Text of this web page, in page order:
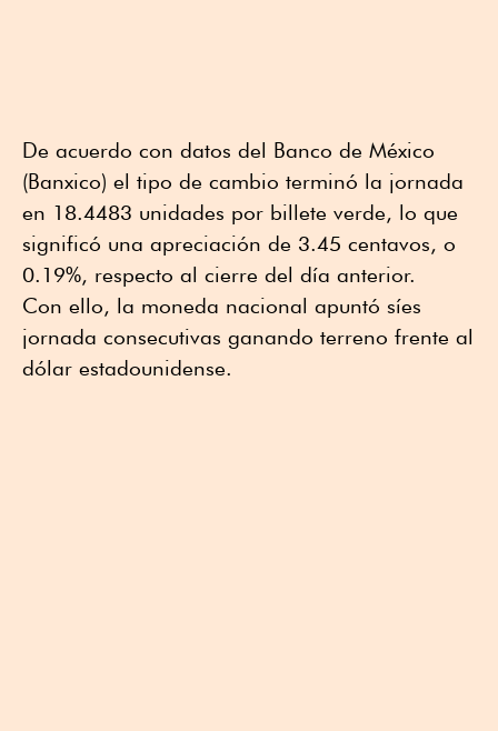
De acuerdo con datos del Banco de México
(Banxico) el tipo de cambio terminó la jornada
en 18.4483 unidades por billete verde, lo que
significó una apreciación de 3.45 centavos, o
0.19%, respecto al cierre del día anterior.
Con ello, la moneda nacional apuntó síes
jornada consecutivas ganando terreno frente al
dólar estadounidense.